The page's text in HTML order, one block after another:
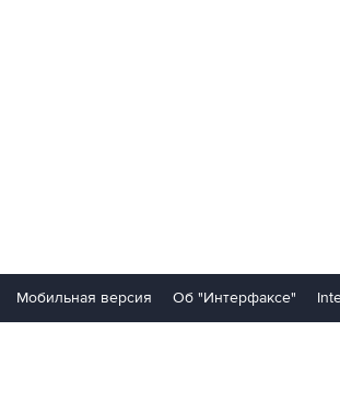
Мобильная версия Об "Интерфаксе"